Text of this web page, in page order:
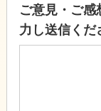
ご意見・ご感
力し送信くだ